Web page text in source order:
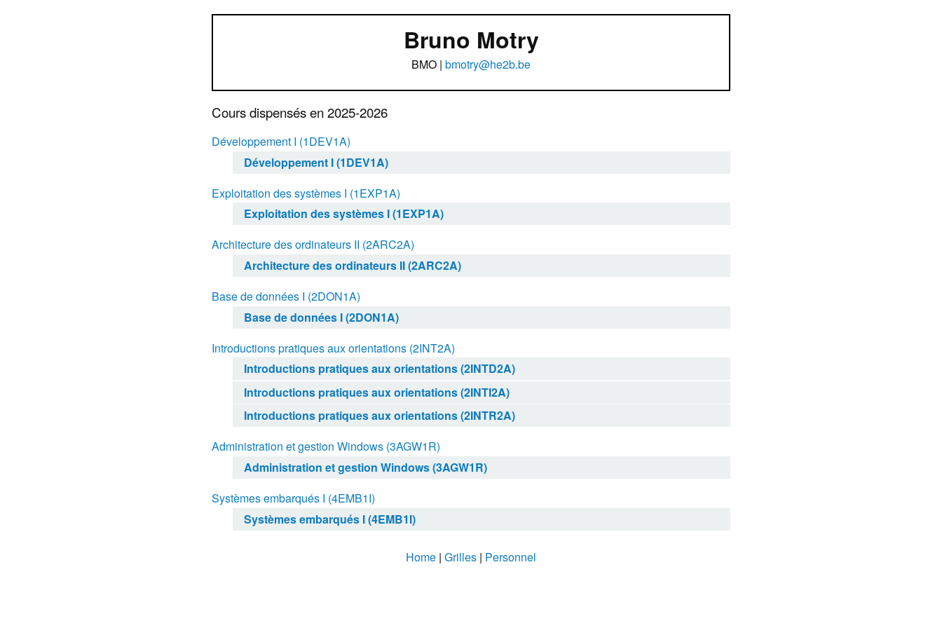
Bruno Motry
BMO | bmotry@he2b.be
Cours dispensés en 2025-2026
Développement I (1DEV1A)
Développement I (1DEV1A)
Exploitation des systèmes I (1EXP1A)
Exploitation des systèmes I (1EXP1A)
Architecture des ordinateurs II (2ARC2A)
Architecture des ordinateurs II (2ARC2A)
Base de données I (2DON1A)
Base de données I (2DON1A)
Introductions pratiques aux orientations (2INT2A)
Introductions pratiques aux orientations (2INTD2A)
Introductions pratiques aux orientations (2INTI2A)
Introductions pratiques aux orientations (2INTR2A)
Administration et gestion Windows (3AGW1R)
Administration et gestion Windows (3AGW1R)
Systèmes embarqués I (4EMB1I)
Systèmes embarqués I (4EMB1I)
Home | Grilles | Personnel